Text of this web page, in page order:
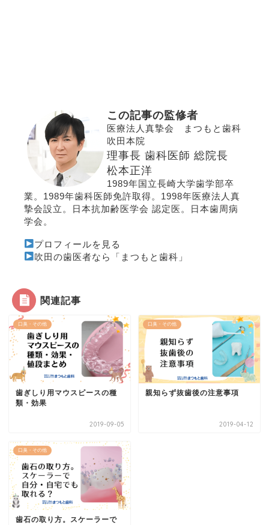
この記事の監修者
医療法人真摯会 まつもと歯科
吹田本院
理事長 歯科医師 総院長
松本正洋
1989年国立長崎大学歯学部卒
業。1989年歯科医師免許取得。1998年医療法人真
摯会設立。
日本抗加齢医学会 認定医 。
日本歯周病
学会 。
プロフィールを見る
吹田の歯医者なら「まつもと歯科」
関連記事
口臭・その他
歯ぎしり用マウスピースの種
類・効果
2019-09-05
口臭・その他
親知らず抜歯後の注意事項
2019-04-12
口臭・その他
歯石の取り方。スケーラーで